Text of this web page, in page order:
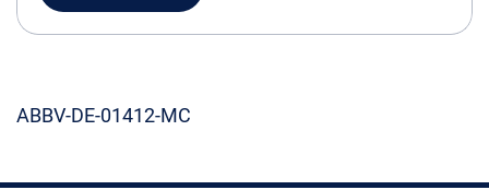
ABBV-DE-01412-MC